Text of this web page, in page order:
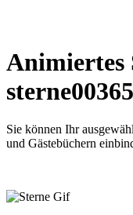
Animiertes
Sie können Ihr
und Gästebüchern